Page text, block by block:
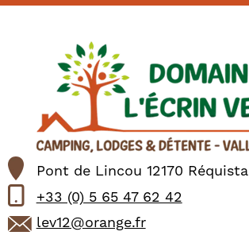
Pont de Lincou 12170 Réquista
+33 (0) 5 65 47 62 42
lev12@orange.fr